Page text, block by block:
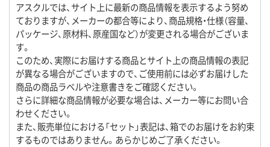
アスクルでは、サイト上に最新の商品情報を表示するよう努め
ておりますが、メーカーの都合等により、商品規格・仕様（容量、
パッケージ、原材料、原産国など）が変更される場合がございま
す。
このため、実際にお届けする商品とサイト上の商品情報の表記
が異なる場合がございますので、ご使用前には必ずお届けした
商品の商品ラベルや注意書きをご確認ください。
さらに詳細な商品情報が必要な場合は、メーカー等にお問い合
わせください。
また、販売単位における「セット」表記は、箱でのお届けをお約束
するものではありません。あらかじめご了承ください。